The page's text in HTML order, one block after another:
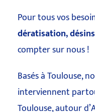
Pour tous vos
dératisation,
compter sur nous !
Basés à Toulouse,
interviennent
Toulouse, autour